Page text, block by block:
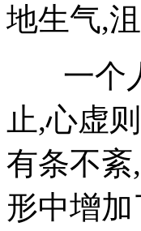
地生气,
一个人
止,心虚
有条不
形中增